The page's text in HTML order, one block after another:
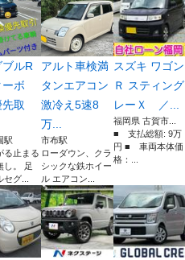
ルR
ーボ
取
駅
る止まる
し。 足
グ...
アルト車検満
タンエアコン
激冷え5速8
万...
市布駅
ローダウン、クラ
シックな鉄ホイー
ル エアコン...
スズキ ワゴン
Ｒ スティング
レーＸ ／...
福岡県 古賀市...
■ 支払総額: 9万
円 ■ 車両本体価
格：...